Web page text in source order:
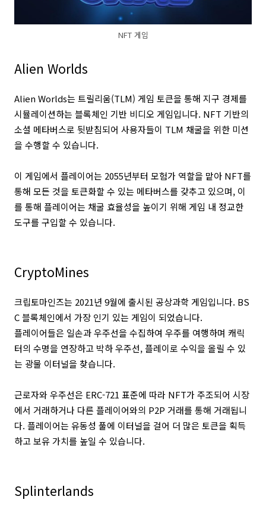
NFT 게임
Alien Worlds
Alien Worlds는 트릴리움(TLM) 게임 토큰을 통해 지구 경제를
시뮬레이션하는 블록체인 기반 비디오 게임입니다. NFT 기반의
소셜 메타버스로 뒷받침되어 사용자들이 TLM 채굴을 위한 미션
을 수행할 수 있습니다.
이 게임에서 플레이어는 2055년부터 모험가 역할을 맡아 NFT를
통해 모든 것을 토큰화할 수 있는 메타버스를 갖추고 있으며, 이
를 통해 플레이어는 채굴 효율성을 높이기 위해 게임 내 정교한
도구를 구입할 수 있습니다.
CryptoMines
크립토마인즈는 2021년 9월에 출시된 공상과학 게임입니다. BS
C 블록체인에서 가장 인기 있는 게임이 되었습니다.
플레이어들은 일손과 우주선을 수집하여 우주를 여행하며 캐릭
터의 수명을 연장하고 박하 우주선, 플레이로 수익을 올릴 수 있
는 광물 이터널을 찾습니다.
근로자와 우주선은 ERC-721 표준에 따라 NFT가 주조되어 시장
에서 거래하거나 다른 플레이어와의 P2P 거래를 통해 거래됩니
다. 플레이어는 유동성 풀에 이터널을 걸어 더 많은 토큰을 획득
하고 보유 가치를 높일 수 있습니다.
Splinterlands